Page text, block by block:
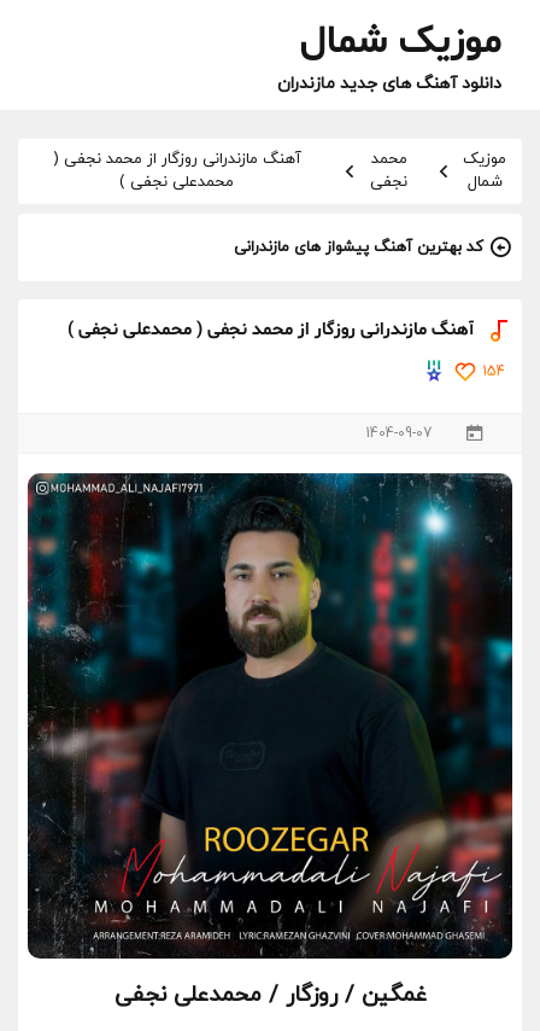
موزیک شمال
دانلود آهنگ های جدید مازندران
موزیک
شمال
محمد
نجفی
آهنگ مازندرانی روزگار از محمد نجفی (
محمدعلی نجفی )
کد بهترین آهنگ پیشواز های مازندرانی
آهنگ مازندرانی روزگار از محمد نجفی ( محمدعلی نجفی )
154
1404-09-07
غمگین / روزگار / محمدعلی نجفی